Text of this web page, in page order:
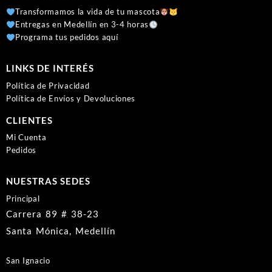
Transformamos la vida de tu mascota
Entregas en Medellín en 3-4 horas
Programa tus pedidos aquí
LINKS DE INTERÉS
Política de Privacidad
Política de Envíos y Devoluciones
CLIENTES
Mi Cuenta
Pedidos
NUESTRAS SEDES
Principal
Carrera 89 # 38-23
Santa Mónica, Medellín
San Ignacio